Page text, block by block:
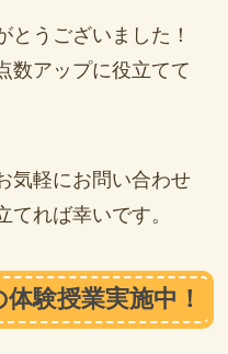
とうございました！
数アップに役立てて
気軽にお問い合わせ
てれば幸いです。
験授業実施中！